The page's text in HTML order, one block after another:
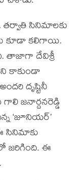
తర్వాతి సినిమాలకు
కూడా కలిగాయి.
తాజాగా దేవిశ్రీ
కాకుండా
దృష్టినీ
జనార్దనరెడ్డి
‘జూనియర్’
సినిమాకు
జరిగింది. ఈ